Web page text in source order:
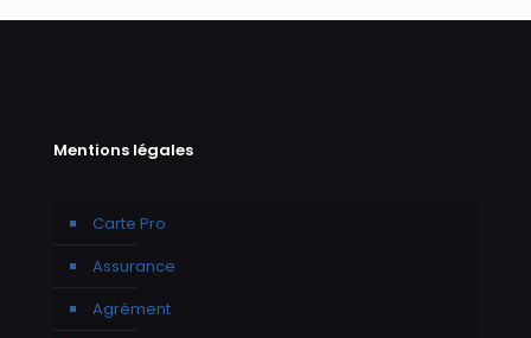
Mentions légales
Carte Pro
Assurance
Agrément